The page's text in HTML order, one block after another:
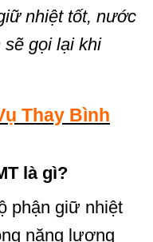
nhiệt tốt, nước
sẽ gọi lại khi
Thay Bình
là gì?
phận giữ nhiệt
năng lượng